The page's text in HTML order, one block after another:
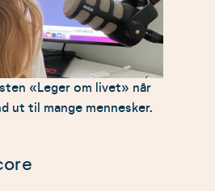
«Leger om livet» når
ut til mange mennesker.